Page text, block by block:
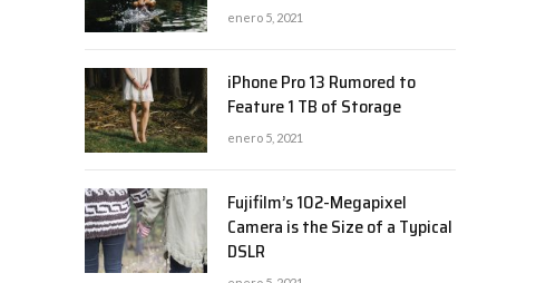
enero 5, 2021
iPhone Pro 13 Rumored to
Feature 1 TB of Storage
enero 5, 2021
Fujifilm’s 102-Megapixel
Camera is the Size of a Typical
DSLR